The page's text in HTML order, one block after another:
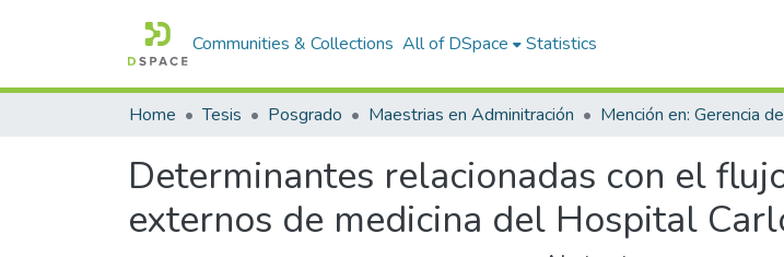
Communities & Collections All of DSpace Statistics
Home Tesis Posgrado Maestrias en Adminitración
Determinantes relacionadas con el
externos de medicina del Hospital